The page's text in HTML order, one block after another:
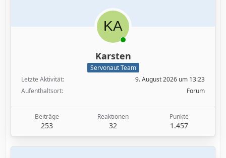
Karsten
Servonaut Team
Letzte Aktivität
9. August 2026 um 13:23
Aufenthaltsort
Forum
Beiträge
253
Reaktionen
32
Punkte
1.457